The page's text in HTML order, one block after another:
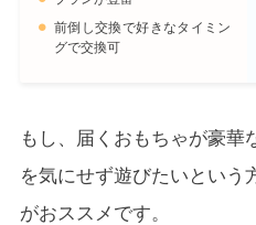
前倒し交換で好きなタイミン
グで交換可
もし、届くおもちゃが豪華
を気にせず遊びたいという
がおススメです。